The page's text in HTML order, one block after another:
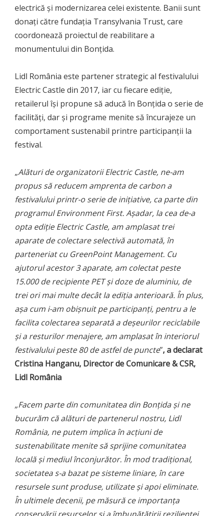
electrică și modernizarea celei existente. Banii sunt
donați către fundația Transylvania Trust, care
coordonează proiectul de reabilitare a
monumentului din Bonțida.
Lidl România este partener strategic al festivalului
Electric Castle din 2017, iar cu fiecare ediție,
retailerul își propune să aducă în Bonțida o serie de
facilități, dar și programe menite să încurajeze un
comportament sustenabil printre participanții la
festival.
„Alături de organizatorii Electric Castle, ne-am
propus să reducem amprenta de carbon a
festivalului printr-o serie de inițiative, ca parte din
programul Environment First. Așadar, la cea de-a
opta ediție Electric Castle, am amplasat trei
aparate de colectare selectivă automată, în
parteneriat cu GreenPoint Management. Cu
ajutorul acestor 3 aparate, am colectat peste
15.000 de recipiente PET și doze de aluminiu, de
trei ori mai multe decât la ediția anterioară. În plus,
așa cum i-am obișnuit pe participanți, pentru a le
facilita colectarea separată a deșeurilor reciclabile
și a resturilor menajere, am amplasat în interiorul
festivalului peste 80 de astfel de puncte”, a declarat
Cristina Hanganu, Director de Comunicare & CSR,
Lidl România
„Facem parte din comunitatea din Bonțida și ne
bucurăm că alături de partenerul nostru, Lidl
România, ne putem implica în acțiuni de
sustenabilitate menite să sprijine comunitatea
locală și mediul înconjurător. În mod tradițional,
societatea s-a bazat pe sisteme liniare, în care
resursele sunt produse, utilizate și apoi eliminate.
În ultimele decenii, pe măsură ce importanța